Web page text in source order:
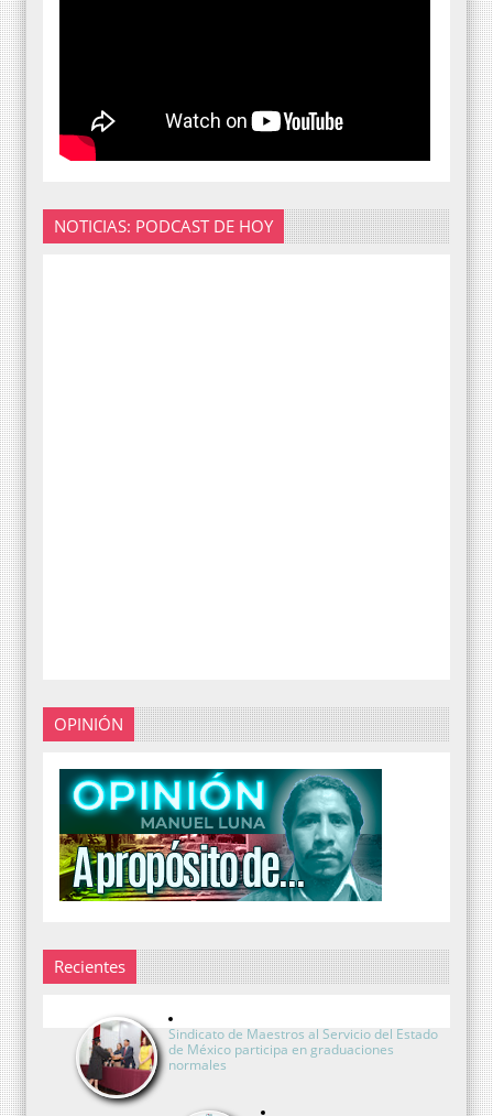
NOTICIAS: PODCAST DE HOY
OPINIÓN
Recientes
Sindicato de Maestros al Servicio del Estado
de México participa en graduaciones
normales